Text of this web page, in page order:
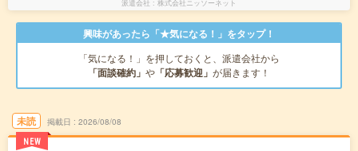
派遣会社 株式会社ニッソーネット
興味があったら「★気になる！」をタップ！
「気になる！」を押しておくと、派遣会社から
「面談確約」 や 「応募歓迎」 が届きます！
未読
NEW
掲載日 2026/08/08